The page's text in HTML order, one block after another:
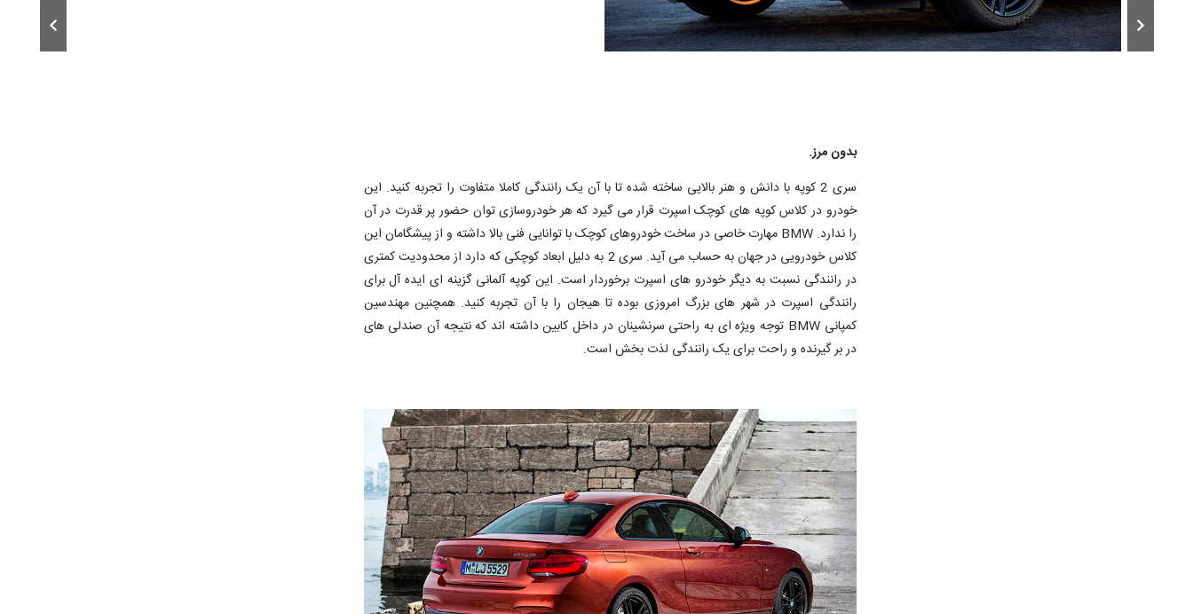
بدون مرز.
سری 2 کوپه با دانش و هنر بالایی ساخته شده تا با آن یک رانندگی کاملا متفاوت را تجربه کنید. این
خودرو در کلاس کوپه های کوچک اسپرت قرار می گیرد که هر خودروسازی توان حضور پر قدرت در آن
را ندارد. BMW مهارت خاصی در ساخت خودروهای کوچک با توانایی فنی بالا داشته و از پیشگامان این
کلاس خودرویی در جهان به حساب می آید. سری 2 به دلیل ابعاد کوچکی که دارد از محدودیت کمتری
در رانندگی نسبت به دیگر خودرو های اسپرت برخوردار است. این کوپه آلمانی گزینه ای ایده آل برای
رانندگی اسپرت در شهر های بزرگ امروزی بوده تا هیجان را با آن تجربه کنید. همچنین مهندسین
کمپانی BMW توجه ویژه ای به راحتی سرنشینان در داخل کابین داشته اند که نتیجه آن صندلی های
در بر گیرنده و راحت برای یک رانندگی لذت بخش است.